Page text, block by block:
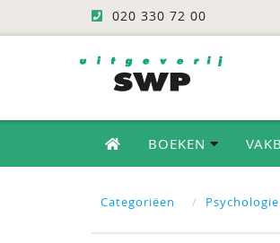
020 330 72 00
BOEKEN
Categoriëen Psychologie